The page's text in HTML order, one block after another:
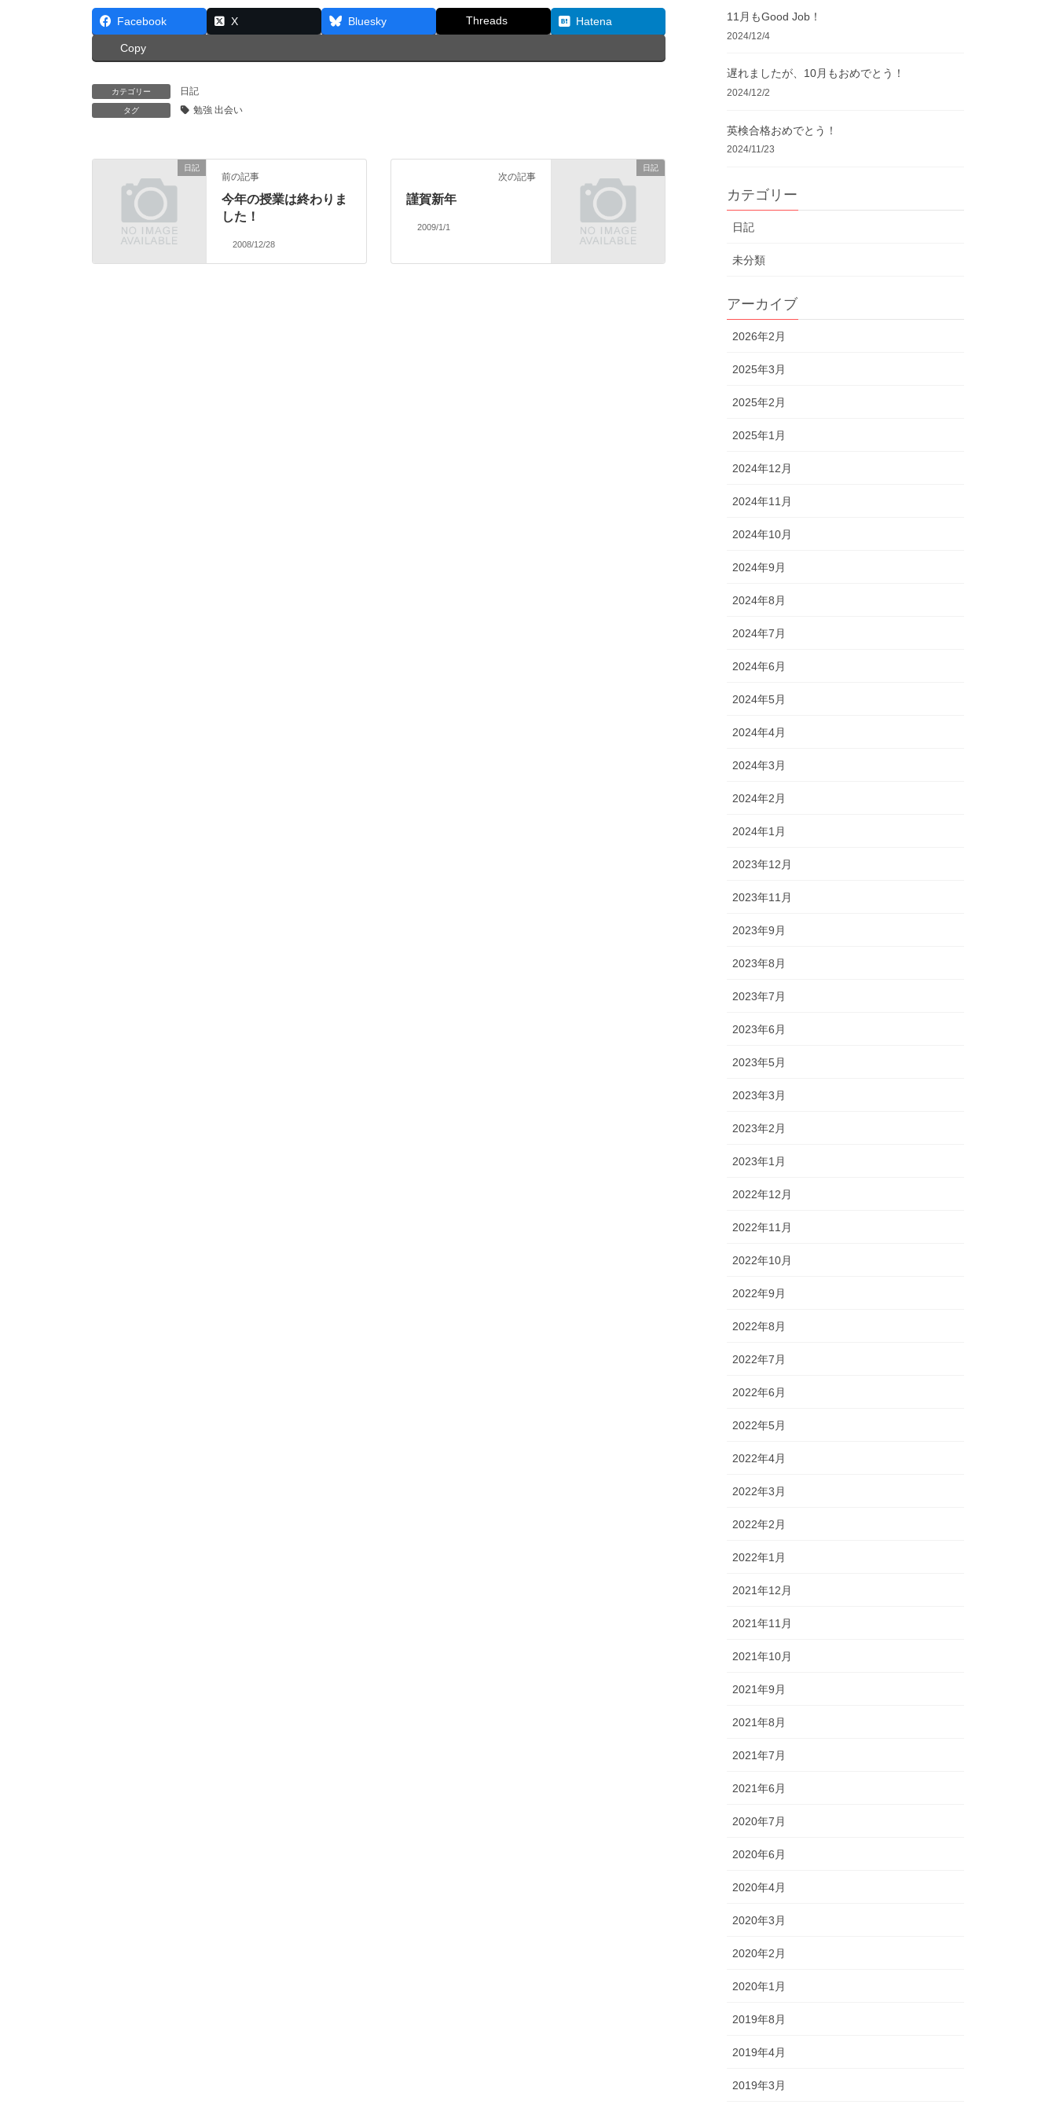
Facebook X Bluesky Threads Hatena
Copy
カテゴリー 日記
タグ 勉強 出会い
日記
前の記事
今年の授業は終わりま
した！
2008/12/28
日記
次の記事
謹賀新年
2009/1/1
11月もGood Job！
2024/12/4
遅れましたが、10月もおめでとう！
2024/12/2
英検合格おめでとう！
2024/11/23
カテゴリー
日記
未分類
アーカイブ
2026年2月
2025年3月
2025年2月
2025年1月
2024年12月
2024年11月
2024年10月
2024年9月
2024年8月
2024年7月
2024年6月
2024年5月
2024年4月
2024年3月
2024年2月
2024年1月
2023年12月
2023年11月
2023年9月
2023年8月
2023年7月
2023年6月
2023年5月
2023年3月
2023年2月
2023年1月
2022年12月
2022年11月
2022年10月
2022年9月
2022年8月
2022年7月
2022年6月
2022年5月
2022年4月
2022年3月
2022年2月
2022年1月
2021年12月
2021年11月
2021年10月
2021年9月
2021年8月
2021年7月
2021年6月
2020年7月
2020年6月
2020年4月
2020年3月
2020年2月
2020年1月
2019年8月
2019年4月
2019年3月